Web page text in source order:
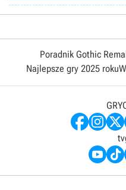
Poradnik Gothic
Najlepsze gry 2025 roku